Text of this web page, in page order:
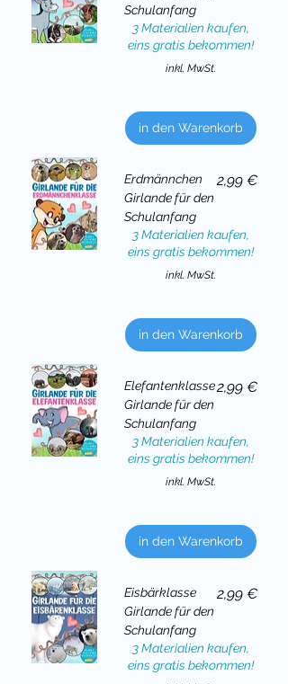
Schulanfang
3 Materialien kaufen,
eins gratis bekommen!
inkl. MwSt.
in den Warenkorb
Erdmännchen
Girlande für den
Schulanfang
Preis
2,99 €
3 Materialien kaufen,
eins gratis bekommen!
inkl. MwSt.
in den Warenkorb
Elefantenklasse
Girlande für den
Schulanfang
Preis
2,99 €
3 Materialien kaufen,
eins gratis bekommen!
inkl. MwSt.
in den Warenkorb
Eisbärklasse
Girlande für den
Schulanfang
Preis
2,99 €
3 Materialien kaufen,
eins gratis bekommen!